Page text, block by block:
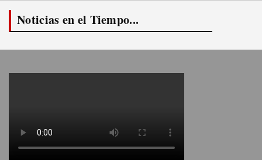
Noticias en el Tiempo...